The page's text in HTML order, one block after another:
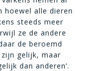
hoewel alle dieren
steeds meer
ze de andere
de beroemd
zijn gelijk, maar
dan anderen’.